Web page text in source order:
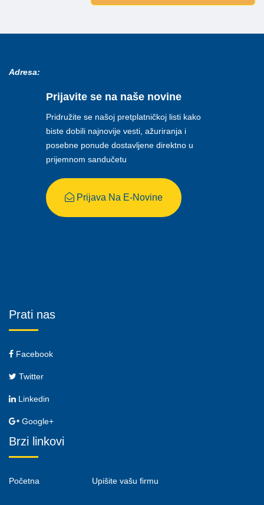
Adresa:
Prijavite se na naše novine
Pridružite se našoj pretplatničkoj listi kako
biste dobili najnovije vesti, ažuriranja i
posebne ponude dostavljene direktno u
prijemnom sandučetu
Prijava Na E-Novine
Prati nas
Facebook
Twitter
Linkedin
Google+
Brzi linkovi
Početna Upišite vašu firmu